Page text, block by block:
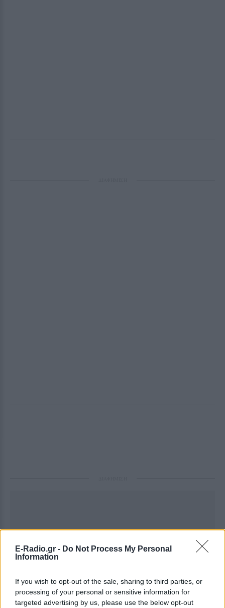
E-Radio.gr - Do Not Process My Personal
Information
If you wish to opt-out of the sale, sharing to third parties, or
processing of your personal or sensitive information for
targeted advertising by us, please use the below opt-out